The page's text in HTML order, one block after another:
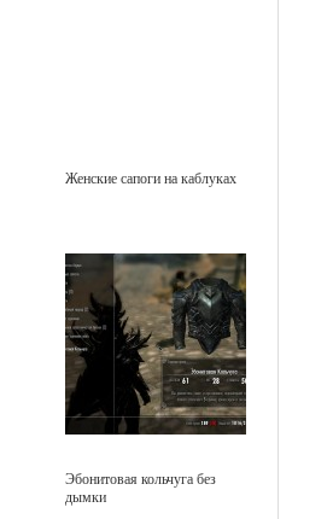
Женские сапоги на каблуках
Эбонитовая кольчуга без
дымки